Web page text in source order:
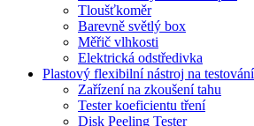
Tloušťkoměr
Barevně světlý box
Měřič vlhkosti
Elektrická odstředivka
Plastový flexibilní nástroj na
Zařízení na zkoušení tahu
Tester koeficientu tření
Disk Peeling Tester